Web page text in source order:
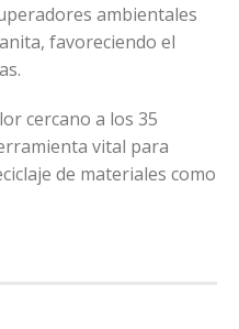
ambientales
favoreciendo el
cercano a los 35
vital para
de materiales como